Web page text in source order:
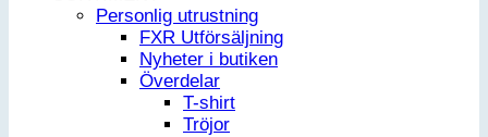
Personlig utrustning
FXR Utförsäljning
Nyheter i butiken
Överdelar
T-shirt
Tröjor